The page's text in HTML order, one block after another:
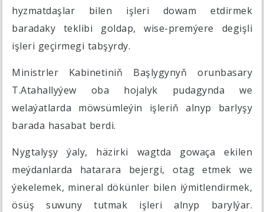
hyzmatdaşlar bilen işleri dowam etdirmek
baradaky teklibi goldap, wise-premýere degişli
işleri geçirmegi tabşyrdy.
Ministrler Kabinetiniň Başlygynyň orunbasary
T.Atahallyýew oba hojalyk pudagynda we
welaýatlarda möwsümleýin işleriň alnyp barlyşy
barada hasabat berdi.
Nygtalyşy ýaly, häzirki wagtda gowaça ekilen
meýdanlarda hatarara bejergi, otag etmek we
ýekelemek, mineral dökünler bilen iýmitlendirmek,
ösüş suwuny tutmak işleri alnyp barylýar.